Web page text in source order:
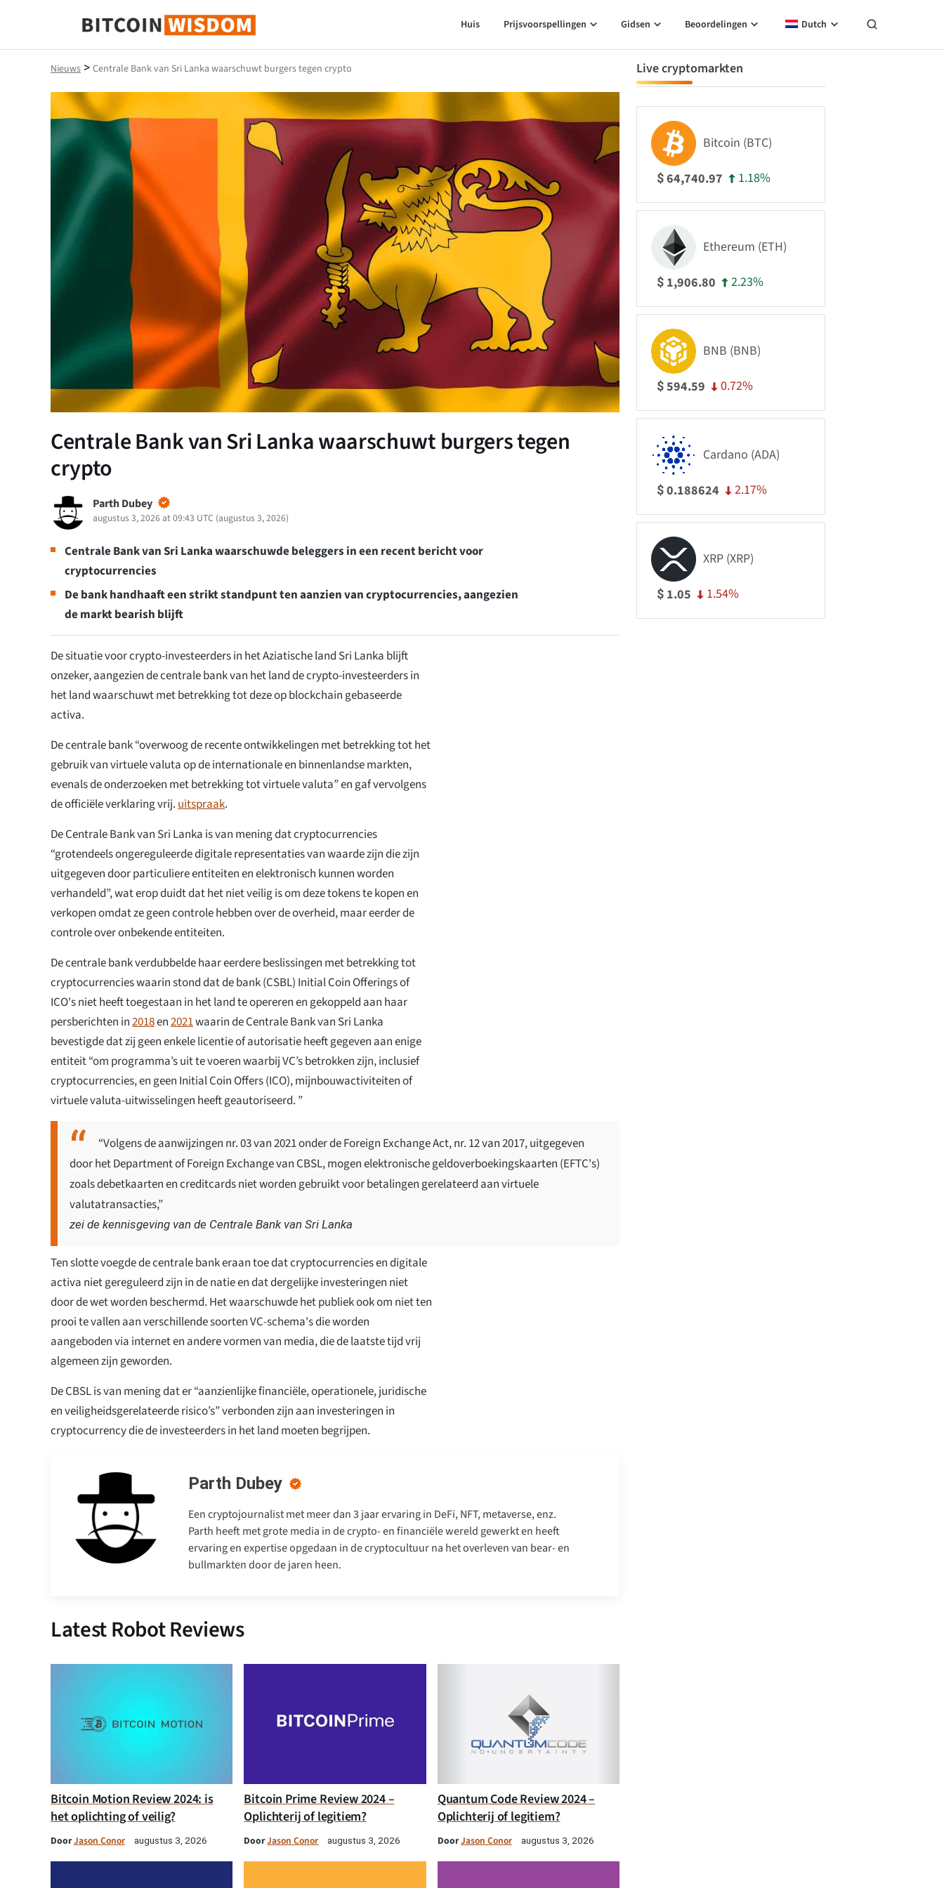
Bitcoin-wijsheid
Huis Prijsvoorspellingen Gidsen Beoordelingen Dutch
Nieuws > Centrale Bank van Sri Lanka waarschuwt burgers tegen crypto
Centrale Bank van Sri Lanka waarschuwt burgers tegen
crypto
Parth Dubey
augustus 3, 2026 at 09:43 UTC (augustus 3, 2026)
Centrale Bank van Sri Lanka waarschuwde beleggers in een recent bericht voor
cryptocurrencies
De bank handhaaft een strikt standpunt ten aanzien van cryptocurrencies, aangezien
de markt bearish blijft
De situatie voor crypto-investeerders in het Aziatische land Sri Lanka blijft
onzeker, aangezien de centrale bank van het land de crypto-investeerders in
het land waarschuwt met betrekking tot deze op blockchain gebaseerde
activa.
De centrale bank “overwoog de recente ontwikkelingen met betrekking tot het
gebruik van virtuele valuta op de internationale en binnenlandse markten,
evenals de onderzoeken met betrekking tot virtuele valuta” en gaf vervolgens
de officiële verklaring vrij. uitspraak.
De Centrale Bank van Sri Lanka is van mening dat cryptocurrencies
“grotendeels ongereguleerde digitale representaties van waarde zijn die zijn
uitgegeven door particuliere entiteiten en elektronisch kunnen worden
verhandeld”, wat erop duidt dat het niet veilig is om deze tokens te kopen en
verkopen omdat ze geen controle hebben over de overheid, maar eerder de
controle over onbekende entiteiten.
De centrale bank verdubbelde haar eerdere beslissingen met betrekking tot
cryptocurrencies waarin stond dat de bank (CSBL) Initial Coin Offerings of
ICO's niet heeft toegestaan in het land te opereren en gekoppeld aan haar
persberichten in2018en2021waarin de Centrale Bank van Sri Lanka
bevestigde dat zij geen enkele licentie of autorisatie heeft gegeven aan enige
entiteit “om programma’s uit te voeren waarbij VC’s betrokken zijn, inclusief
cryptocurrencies, en geen Initial Coin Offers (ICO), mijnbouwactiviteiten of
virtuele valuta-uitwisselingen heeft geautoriseerd. ”
“Volgens de aanwijzingen nr. 03 van 2021 onder de Foreign Exchange Act, nr. 12 van 2017, uitgegeven
door het Department of Foreign Exchange van CBSL, mogen elektronische geldoverboekingskaarten (EFTC's)
zoals debetkaarten en creditcards niet worden gebruikt voor betalingen gerelateerd aan virtuele
valutatransacties,”
zei de kennisgeving van de Centrale Bank van Sri Lanka
Ten slotte voegde de centrale bank eraan toe dat cryptocurrencies en digitale
activa niet gereguleerd zijn in de natie en dat dergelijke investeringen niet
door de wet worden beschermd. Het waarschuwde het publiek ook om niet ten
prooi te vallen aan verschillende soorten VC-schema's die worden
aangeboden via internet en andere vormen van media, die de laatste tijd vrij
algemeen zijn geworden.
De CBSL is van mening dat er “aanzienlijke financiële, operationele, juridische
en veiligheidsgerelateerde risico’s” verbonden zijn aan investeringen in
cryptocurrency die de investeerders in het land moeten begrijpen.
Parth Dubey
Een cryptojournalist met meer dan 3 jaar ervaring in DeFi, NFT, metaverse, enz.
Parth heeft met grote media in de crypto- en financiële wereld gewerkt en heeft
ervaring en expertise opgedaan in de cryptocultuur na het overleven van bear- en
bullmarkten door de jaren heen.
Latest Robot Reviews
Bitcoin Motion Review 2024: is
het oplichting of veilig?
DoorJason Conor augustus 3, 2026
Bitcoin Prime Review 2024 –
Oplichterij of legitiem?
DoorJason Conor augustus 3, 2026
Quantum Code Review 2024 –
Oplichterij of legitiem?
DoorJason Conor augustus 3, 2026
Live cryptomarkten
Bitcoin (BTC)
$64,740.97 1.18%
Ethereum (ETH)
$ 1,906.80 2.23%
BNB (BNB)
$594.59 0.72%
Cardano (ADA)
$0.188624 2.17%
XRP (XRP)
$ 1.05 1.54%